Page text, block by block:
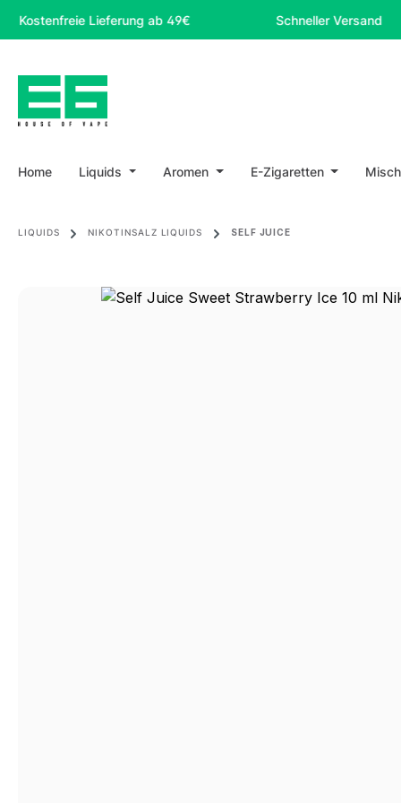
Hauptinhalt springen
Zur Suche springen
Zur Hauptnavigation springen
Lieferung ab 49€ Schneller Versand
Home Liquids Aromen E-Zigaretten
LIQUIDS NIKOTINSALZ LIQUIDS SELF JUICE
Bildergalerie überspringen